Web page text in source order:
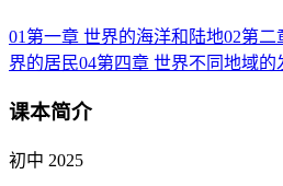
01 第一章 世界的海洋和陆地02第二
界的居民04第四章 世界不同地域的
课本简介
初中 2025